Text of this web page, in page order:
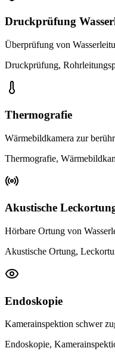
Druckprüfung
Überprüfung von
Druckprüfung,
Thermografie
Wärmebildkamera zur
Thermografie,
Akustische
Hörbare Ortung von
Akustische Ortung,
Endoskopie
Kamerainspektion schwer
Endoskopie,